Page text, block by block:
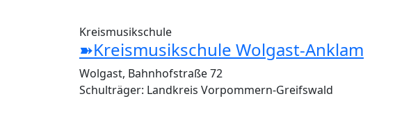
Kreismusikschule
➽Kreismusikschule Wolgast-Anklam
Wolgast, Bahnhofstraße 72
Schulträger: Landkreis Vorpommern-Greifswald